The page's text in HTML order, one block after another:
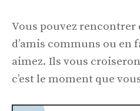
Vous pouvez rencontrer
d’amis communs ou en
aimez. Ils vous
c’est le moment que